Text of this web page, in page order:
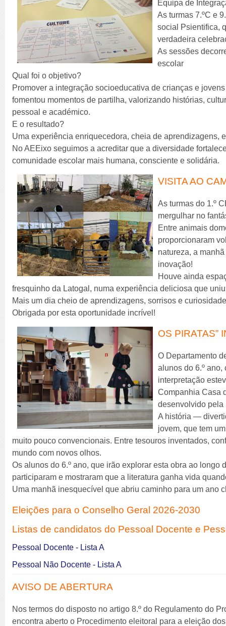
Equipa de
As turmas 7.ºC e
social Psientifica,
verdadeira
As sessões
escolar
Qual foi o objetivo?
Promover a integração socioeducativa de crianças e
fomentou momentos de partilha, valorizando histórias,
pessoal e académico.
E o resultado?
Uma experiência enriquecedora, cheia de
No AEEixo seguimos a acreditar que a diversidade
comunidade escolar mais humana, consciente e solidária.
VISITA AO
As turmas do 1.º
mergulhar no
Entre animais
proporcionaram
natureza, a
inovação!
Houve ainda
fresquinho da Latogal, numa experiência deliciosa que
Mais um dia cheio de aprendizagens, sorrisos e
Obrigada por esta oportunidade incrível!
OS PIRATAS”
O Departamento
alunos do 6.º ano,
interpretação
Companhia Casa
desenvolvido
A história —
jovem, que tem
muito pouco convencionais. Entre tesouros inventados,
mundo com novos olhos.
Os alunos do 6.º ano, que irão explorar esta obra ao
participaram e mostraram que a literatura ganha vida
Uma manhã inesquecível que abriu caminho para um
Eleições para o Conselho Geral 2026-2030
Listas de candidatos do Pessoal Docente e
Pessoal Docente - Lista A
Pessoal Não Docente - Lista A
AVISO DE ABERTURA
Nos termos do disposto no artigo 8.º do Regulamento do
encontra aberto o Procedimento eleitoral para a eleição